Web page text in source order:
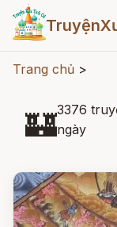
Trang chủ >
🏰3376
ngày